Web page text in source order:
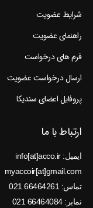
شرایط عضویت
راهنمای عضویت
فرم های درخواست
ارسال درخواست عضویت
پروفایل اعضای سندیکا
ارتباط با ما
ایمیل: info[at]acco.ir
myaccoir[at]gmail.com
تماس: 66464261 021
نمابر: 66464084 021